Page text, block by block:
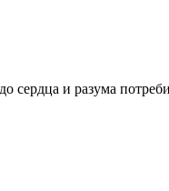
сердца и разума